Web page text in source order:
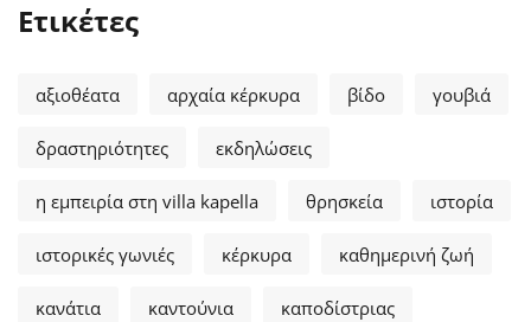
Ετικέτες
αξιοθέατα αρχαία κέρκυρα βίδο γουβιά
δραστηριότητες εκδηλώσεις
η εμπειρία στη villa kapella θρησκεία ιστορία
ιστορικές γωνιές κέρκυρα καθημερινή ζωή
κανάτια καντούνια καποδίστριας